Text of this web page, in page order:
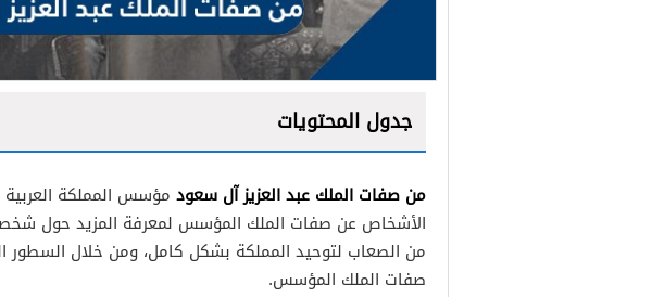
جدول المحتويات
من صفات الملك عبد العزيز آل سعود مؤسس المملكة
الأشخاص عن صفات الملك المؤسس لمعرفة المزيد حول
من الصعاب لتوحيد المملكة بشكل كامل، ومن خلال السطور
صفات الملك المؤسس.